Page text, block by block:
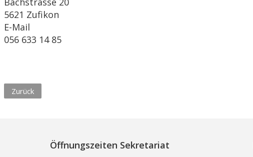
5621 Zufikon
E-Mail
056 633 14 85
Zurück
Öffnungszeiten Sekretariat